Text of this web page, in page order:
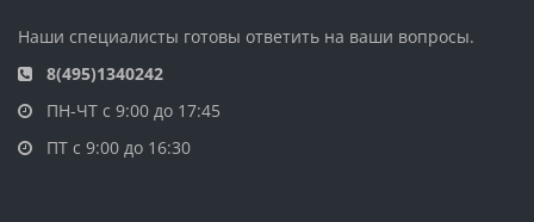
Наши специалисты готовы ответить на ваши вопросы.
8(495)1340242
ПН-ЧТ с 9:00 до 17:45
ПТ с 9:00 до 16:30